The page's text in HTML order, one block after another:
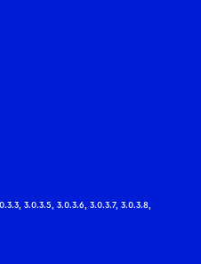
3.0.3.5, 3.0.3.6, 3.0.3.7, 3.0.3.8,